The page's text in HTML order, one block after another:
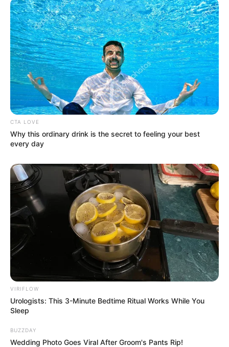
CTA LOVE
Why this ordinary drink is the secret to feeling your best
every day
VIRIFLOW
Urologists: This 3-Minute Bedtime Ritual Works While You
Sleep
BUZZDAY
Wedding Photo Goes Viral After Groom's Pants Rip!